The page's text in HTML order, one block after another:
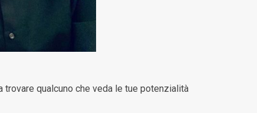
qualcuno che veda le tue potenzialità